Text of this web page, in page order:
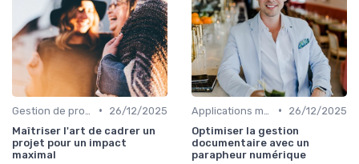
•
26/12/2025
Maîtriser l'art de cadrer un
projet pour un impact
maximal
•
26/12/2025
Optimiser la gestion
documentaire avec un
parapheur numérique